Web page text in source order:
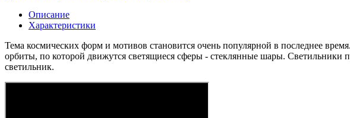
Описание
Характеристики
Тема космических форм и мотивов становится очень популярной в последнее
орбиты, по которой движутся светящиеся сферы - стеклянные шары. Светильники
светильник.